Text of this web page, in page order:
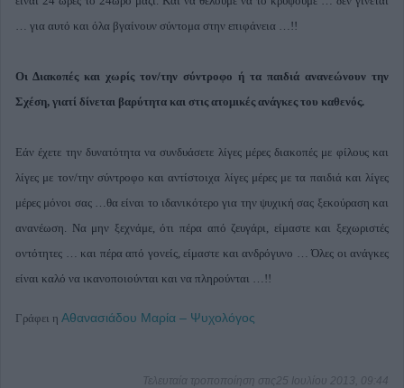
… για αυτό και όλα βγαίνουν σύντομα στην επιφάνεια …!!
Οι Διακοπές και χωρίς τον/την σύντροφο ή τα παιδιά ανανεώνουν την
Σχέση, γιατί δίνεται βαρύτητα και στις ατομικές ανάγκες του καθενός.
Εάν έχετε την δυνατότητα να συνδυάσετε λίγες μέρες διακοπές με φίλους και
λίγες με τον/την σύντροφο και αντίστοιχα λίγες μέρες με τα παιδιά και λίγες
μέρες μόνοι σας …θα είναι το ιδανικότερο για την ψυχική σας ξεκούραση και
ανανέωση. Να μην ξεχνάμε, ότι πέρα από ζευγάρι, είμαστε και ξεχωριστές
οντότητες … και πέρα από γονείς, είμαστε και ανδρόγυνο … Όλες οι ανάγκες
είναι καλό να ικανοποιούνται και να πληρούνται …!!
Γράφει η Αθανασιάδου Μαρία – Ψυχολόγος
Τελευταία τροποποίηση στις25 Ιουλίου 2013, 09:44